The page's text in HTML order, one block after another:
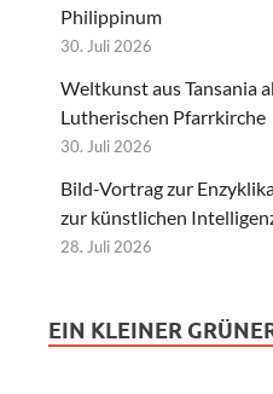
Philippinum
30. Juli 2026
Weltkunst aus Tansania
Lutherischen Pfarrkirche
30. Juli 2026
Bild-Vortrag zur
zur künstlichen
28. Juli 2026
EIN KLEINER